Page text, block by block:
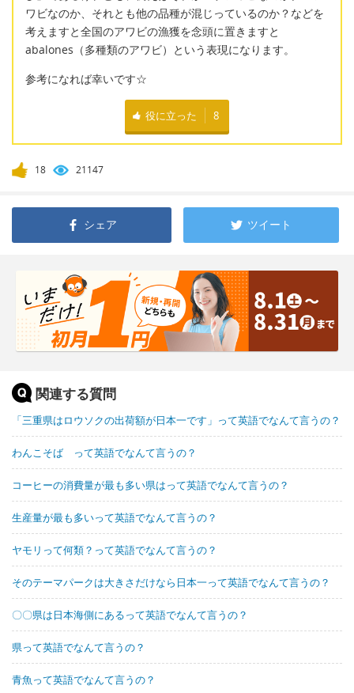
ワビなのか、それとも他の品種が混じっているのか？などを
考えますと全国のアワビの漁獲を念頭に置きますと
abalones（多種類のアワビ）という表現になります。
参考になれば幸いです☆
役に立った 8
18 21147
シェア ツイート
関連する質問
「三重県はロウソクの出荷額が日本一です」って英語でなんて言うの？
わんこそば って英語でなんて言うの？
コーヒーの消費量が最も多い県はって英語でなんて言うの？
生産量が最も多いって英語でなんて言うの？
ヤモリって何類？って英語でなんて言うの？
そのテーマパークは大きさだけなら日本一って英語でなんて言うの？
〇〇県は日本海側にあるって英語でなんて言うの？
県って英語でなんて言うの？
青魚って英語でなんて言うの？